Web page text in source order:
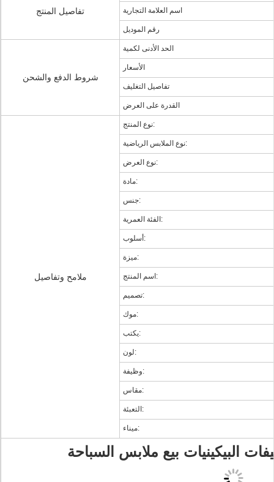
تفاصيل المنتج اسم العلامة التجارية
رقم الموديل
شروط الدفع والشحن
الحد الأدنى لكمية
الأسعار
تفاصيل التغليف
القدرة على العرض
ملامح وتفاصيل
نوع المنتج:
نوع الملابس الرياضية:
نوع العرض:
مادة:
جنس:
الفئة العمرية:
أسلوب:
ميزة:
اسم المنتج:
تصميم:
موك:
يكتب:
لون:
وظيفة:
مقاس:
التعبئة:
ميناء:
البيكينيات بيع ملابس السباحة